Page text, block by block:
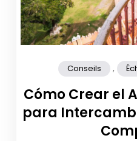
Conseils ,
Cómo Crear el
para